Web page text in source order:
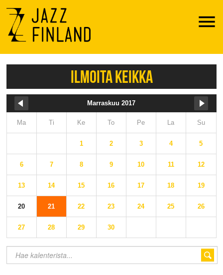
Menu
ILMOITA KEIKKA
Marraskuu 2017
Ma Ti Ke To Pe La Su
1 2 3 4 5
6 7 8 9 10 11 12
13 14 15 16 17 18 19
20 21 22 23 24 25 26
27 28 29 30